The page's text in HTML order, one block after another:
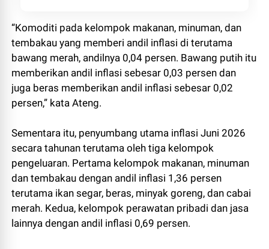
“Komoditi pada kelompok makanan, minuman, dan
tembakau yang memberi andil inflasi di terutama
bawang merah, andilnya 0,04 persen. Bawang putih itu
memberikan andil inflasi sebesar 0,03 persen dan
juga beras memberikan andil inflasi sebesar 0,02
persen,” kata Ateng.
Sementara itu, penyumbang utama inflasi Juni 2026
secara tahunan terutama oleh tiga kelompok
pengeluaran. Pertama kelompok makanan, minuman
dan tembakau dengan andil inflasi 1,36 persen
terutama ikan segar, beras, minyak goreng, dan cabai
merah. Kedua, kelompok perawatan pribadi dan jasa
lainnya dengan andil inflasi 0,69 persen.